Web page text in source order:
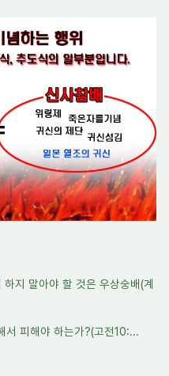
지 말아야 할 것은 우상숭배(계
서 피해야 하는가?(고전10:...